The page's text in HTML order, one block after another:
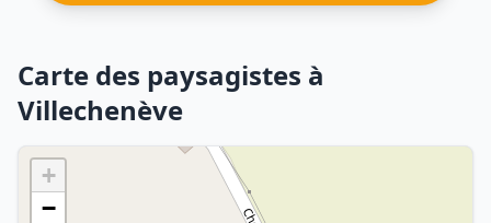
Carte des paysagistes à
Villechenève
+
−